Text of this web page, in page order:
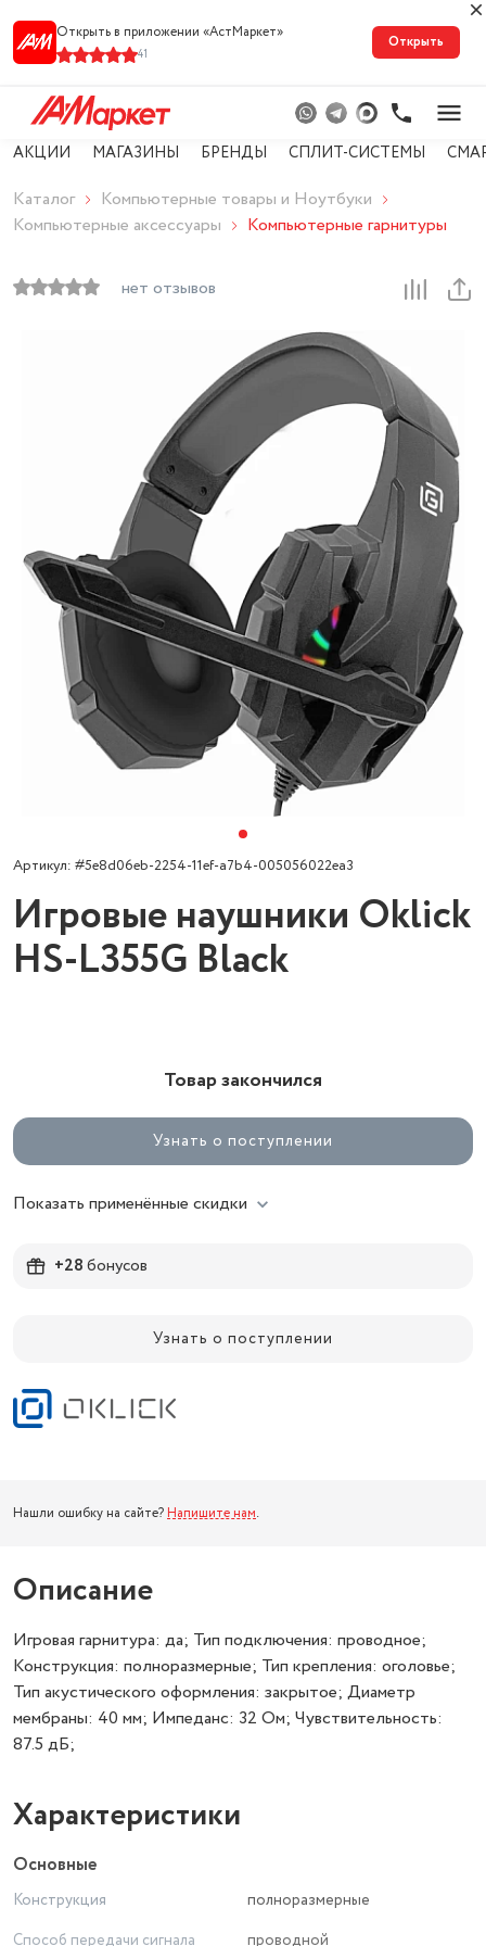
Открыть в приложении «АстМарке‪т‬»
41
Открыть
АКЦИИ МАГАЗИНЫ БРЕНДЫ СПЛИТ-СИСТЕМЫ
Каталог
Компьютерные товары и Ноутбуки
Компьютерные аксессуары
Компьютерные гарнитуры
нет отзывов
Артикул: #5e8d06eb-2254-11ef-a7b4-005056022ea3
Игровые наушники Oklick
HS-L355G Black
Товар закончился
Узнать о поступлении
Показать применённые скидки
+28бонусов
Узнать о поступлении
Нашли ошибку на сайте? Напишите нам.
Описание
Игровая гарнитура: да; Тип подключения: проводное;
Конструкция: полноразмерные; Тип крепления: оголовье;
Тип акустического оформления: закрытое; Диаметр
мембраны: 40 мм; Импеданс: 32 Ом; Чувствительность:
87.5 дБ;
Характеристики
Основные
Конструкция
полноразмерные
Способ передачи сигнала
проводной